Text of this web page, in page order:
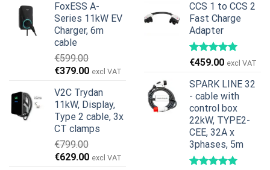
FoxESS A-
Series 11kW EV
Charger, 6m
cable
€599.00
Original
was:
€599.00.
€379.00Current
is:
€379.00.
excl VAT
V2C Trydan
11kW, Display,
Type 2 cable, 3x
CT clamps
€799.00
Original
€629.00Current
excl VAT
CCS 1 to CCS 2
Fast Charge
Adapter
€459.00 excl VAT
SPARK LINE 32
- cable with
control box
22kW, TYPE2-
CEE, 32A x
3phases, 5m